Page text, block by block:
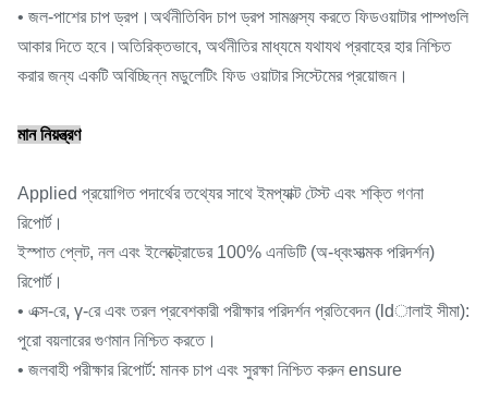
• জল-পাশের চাপ ড্রপ।অর্থনীতিবিদ চাপ ড্রপ সামঞ্জস্য করতে ফিডওয়াটার পাম্পগুলি
আকার দিতে হবে।অতিরিক্তভাবে, অর্থনীতির মাধ্যমে যথাযথ প্রবাহের হার নিশ্চিত
করার জন্য একটি অবিচ্ছিন্ন মডুলেটিং ফিড ওয়াটার সিস্টেমের প্রয়োজন।
মান নিয়ন্ত্রণ
Applied প্রয়োগিত পদার্থের তথ্যের সাথে ইমপ্যাক্ট টেস্ট এবং শক্তি গণনা
রিপোর্ট।
ইস্পাত প্লেট, নল এবং ইলেক্ট্রোডের 100% এনডিটি (অ-ধ্বংসাত্মক পরিদর্শন)
রিপোর্ট।
• এক্স-রে, γ-রে এবং তরল প্রবেশকারী পরীক্ষার পরিদর্শন প্রতিবেদন (ldালাই সীমা):
পুরো বয়লারের গুণমান নিশ্চিত করতে।
• জলবাহী পরীক্ষার রিপোর্ট: মানক চাপ এবং সুরক্ষা নিশ্চিত করুন ensure